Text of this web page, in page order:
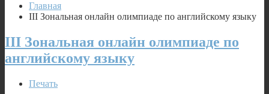
Главная
III Зональная онлайн олимпиаде по английскому языку
III Зональная онлайн олимпиаде по
английскому языку
Печать